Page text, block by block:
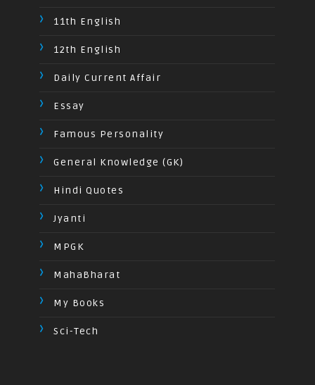
11th English
12th English
Daily Current Affair
Essay
Famous Personality
General Knowledge (GK)
Hindi Quotes
Jyanti
MPGK
MahaBharat
My Books
Sci-Tech